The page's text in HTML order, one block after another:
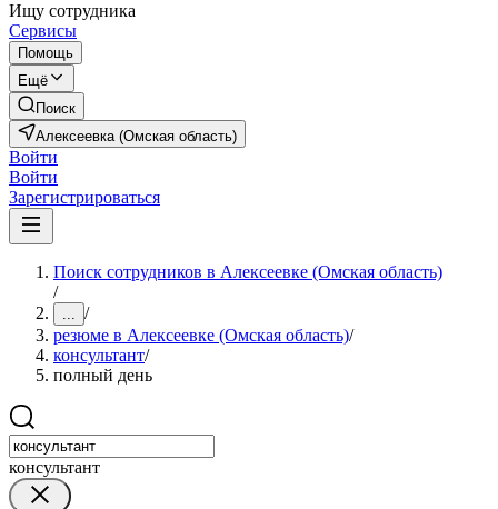
Ищу сотрудника
Сервисы
Помощь
Ещё
Поиск
Алексеевка (Омская область)
Войти
Войти
Зарегистрироваться
Поиск сотрудников в Алексеевке (Омская область)
/
... /
резюме в Алексеевке (Омская область)/
консультант/
полный день
консультант